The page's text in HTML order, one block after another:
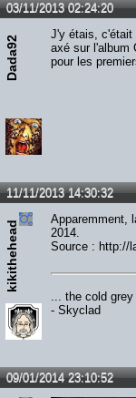
03/11/2013 02:24:20
Dada92
J'y étais, c'était
axé sur l'album
pour les
11/11/2013 14:30:32
kikithehead
Apparemment,
2014.
Source : http://
... the cold
- Skyclad
09/01/2014 23:10:52